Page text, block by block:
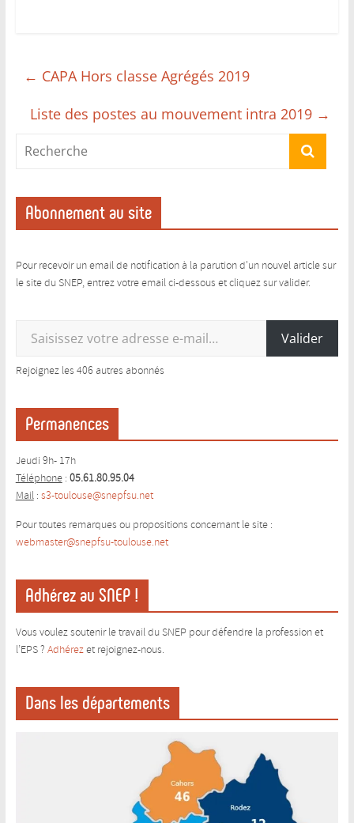
← CAPA Hors classe Agrégés 2019
Liste des postes au mouvement intra 2019 →
Abonnement au site
Pour recevoir un email de notification à la parution d'un nouvel article sur
le site du SNEP, entrez votre email ci-dessous et cliquez sur valider.
Valider
Rejoignez les 406 autres abonnés
Permanences
Jeudi 9h- 17h
Téléphone: 05.61.80.95.04
Mail: s3-toulouse@snepfsu.net
Pour toutes remarques ou propositions concernant le site :
webmaster@snepfsu-toulouse.net
Adhérez au SNEP !
Vous voulez soutenir le travail du SNEP pour défendre la profession et
l’EPS ? Adhérezet rejoignez-nous.
Dans les départements